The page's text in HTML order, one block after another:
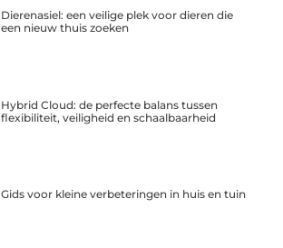
Dierenasiel: een veilige plek voor dieren die
een nieuw thuis zoeken
Hybrid Cloud: de perfecte balans tussen
flexibiliteit, veiligheid en schaalbaarheid
Gids voor kleine verbeteringen in huis en tuin